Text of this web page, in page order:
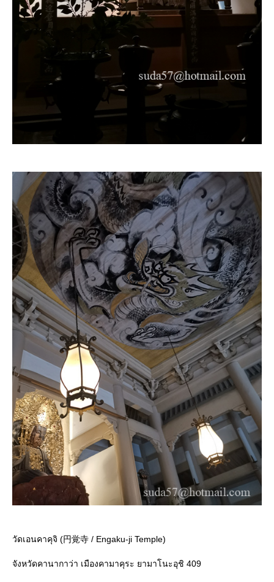
วัดเอนคาคุจิ (円覚寺 / Engaku-ji Temple)
จังหวัดคานากาว่า เมืองคามาคุระ ยามาโนะอุชิ 409